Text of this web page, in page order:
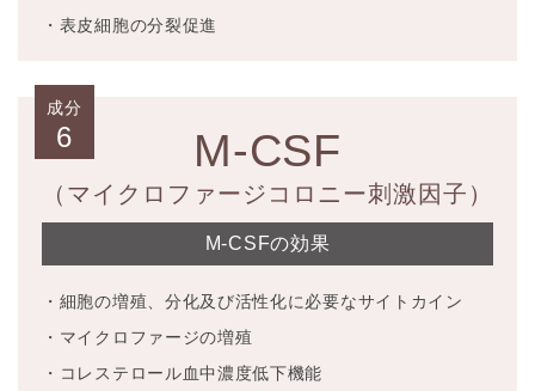
・表皮細胞の分裂促進
成分
6 M-CSF
（マイクロファージコロニー刺激因子）
M-CSFの効果
・細胞の増殖、分化及び活性化に必要なサイトカイン
・マイクロファージの増殖
・コレステロール血中濃度低下機能